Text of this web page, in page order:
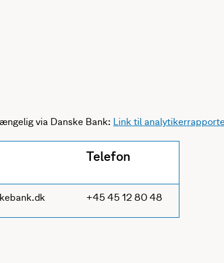
via Danske Bank: Link til
Telefon
+45 45 12 80 48